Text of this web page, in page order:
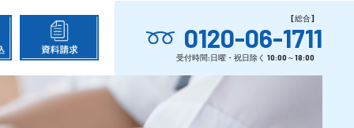
0120-06-1711